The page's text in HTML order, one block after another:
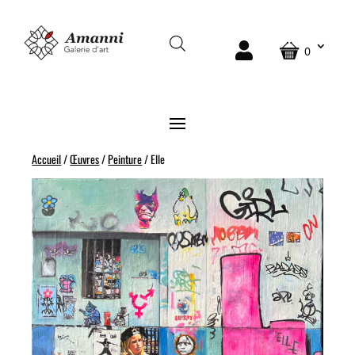
0
Accueil/Œuvres/Peinture/ Elle